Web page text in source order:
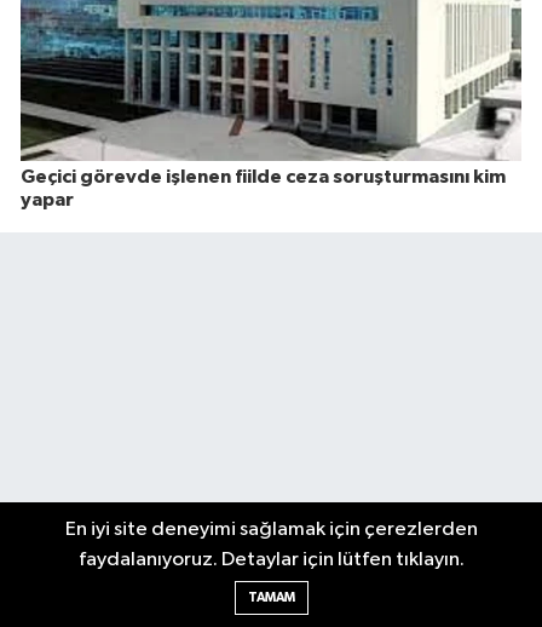
Geçici görevde işlenen fiilde ceza soruşturmasını kim
yapar
En iyi site deneyimi sağlamak için çerezlerden
faydalanıyoruz. Detaylar için lütfen tıklayın.
TAMAM